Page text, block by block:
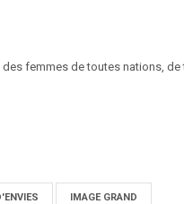
des femmes de toutes nations,
IMAGE GRAND